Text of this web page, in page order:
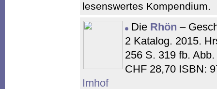
lesenswertes Kompendium.
Die Rhön –
2 Katalog. 2015.
256 S. 319 fb.
CHF 28,70 ISBN:
Imhof